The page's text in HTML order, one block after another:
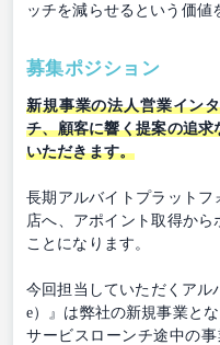
ッチを減らせるという価値
募集ポジション
新規事業の法人営業イン
チ、顧客に響く提案の追
いただきます。
長期アルバイトプラット
店へ、アポイント取得か
ことになります。
今回担当していただくア
e）』は弊社の新規事業とな
サービスローンチ途中の